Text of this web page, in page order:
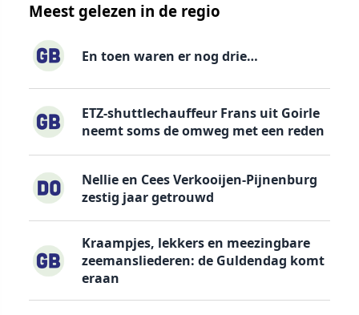
Meest gelezen in de regio
En toen waren er nog drie…
ETZ-shuttlechauffeur Frans uit Goirle
neemt soms de omweg met een reden
Nellie en Cees Verkooijen-Pijnenburg
zestig jaar getrouwd
Kraampjes, lekkers en meezingbare
zeemansliederen: de Guldendag komt
eraan